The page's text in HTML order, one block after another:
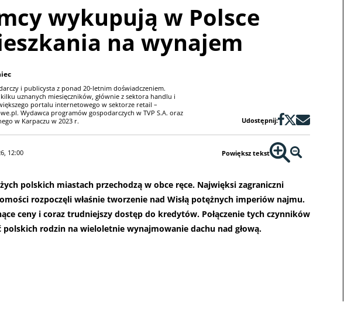
wykupują w Polsce
na wynajem
i publicysta z ponad 20-letnim doświadczeniem.
uznanych miesięczników, głównie z sektora handlu i
portalu internetowego w sektorze retail –
Wydawca programów gospodarczych w TVP S.A. oraz
w Karpaczu w 2023 r.
Udostępnij:
12:00 Powiększ tekst
polskich miastach przechodzą w obce ręce. Najwięksi zagraniczni
rozpoczęli właśnie tworzenie nad Wisłą potężnych imperiów najmu.
ceny i coraz trudniejszy dostęp do kredytów. Połączenie tych czynników
polskich rodzin na wieloletnie wynajmowanie dachu nad głową.